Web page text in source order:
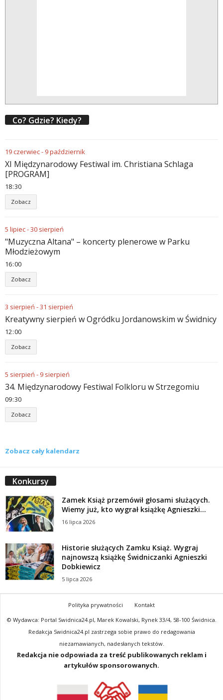
Co? Gdzie? Kiedy?
19czerwiec- 9październik
XI Międzynarodowy Festiwal im. Christiana Schlaga
[PROGRAM]
18 30
Zobacz
5 lipiec-30 sierpień
"Muzyczna Altana" – koncerty plenerowe w Parku
Młodzieżowym
16 00
Zobacz
3 sierpień -31 sierpień
Kreatywny sierpień w Ogródku Jordanowskim w Świdnicy
12 00
Zobacz
5 sierpień - 9 sierpień
34. Międzynarodowy Festiwal Folkloru w Strzegomiu
09 30
Zobacz
Zobacz cały kalendarz
Konkursy
Zamek Książ przemówił głosami służących.
Wiemy już, kto wygrał książkę Agnieszki...
16 lipca 2026
Historie służących Zamku Książ. Wygraj
najnowszą książkę Świdniczanki Agnieszki
Dobkiewicz
5 lipca 2026
Polityka prywatności
Kontakt
© Wydawca: Portal Swidnica24.pl, Marek Kowalski, Rynek 33/4, 58-100 Świdnica.
Redakcja Swidnica24.pl zastrzega sobie prawo do redagowania
niezamawianych, nadesłanych tekstów.
Redakcja nie odpowiada za treść publikowanych reklam i
artykułów sponsorowanych.